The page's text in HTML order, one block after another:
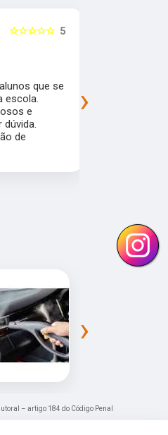
5
☆☆☆☆☆
que se
escola.
e
dúvida.
de
›
›
– artigo 184 do Código Penal